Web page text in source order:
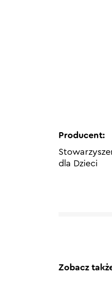
Producent:
dla Dzieci
Zobacz